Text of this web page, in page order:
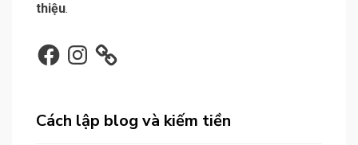
thiệu.
FacebookInstagram
Cách lập blog và kiếm tiền